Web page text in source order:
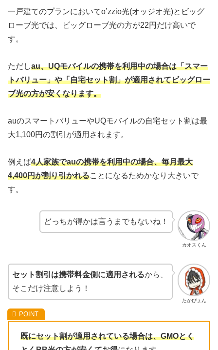
一戸建てのプランにおいてo’zzio光(オッジオ光)とビッグ
ローブ光では、ビッグローブ光の方が22円だけ高いで
す。
ただしau、UQモバイルの携帯を利用中の場合は「スマー
トバリュー」や「自宅セット割」が適用されてビッグロー
ブ光の方が安くなります。
auのスマートバリューやUQモバイルの自宅セット割は最
大1,100円の割引が適用されます。
例えば4人家族でauの携帯を利用中の場合、毎月最大
4,400円が割り引かれることになるためかなり大きいで
す。
カオスくん
どっちが得かは言うまでもないね！
たかぴょん
セット割引は携帯料金側に適用されるから、
そこだけ注意しよう！
既にセット割が適用されている場合は、GMOとく